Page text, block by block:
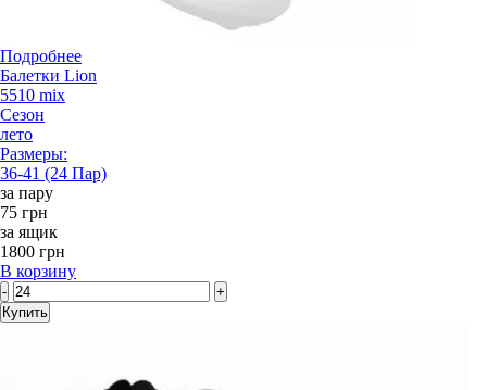
Подробнее
Балетки Lion
5510 mix
Сезон
лето
Размеры:
36-41 (24 Пар)
за пару
75 грн
за ящик
1800 грн
В корзину
-
+
Купить